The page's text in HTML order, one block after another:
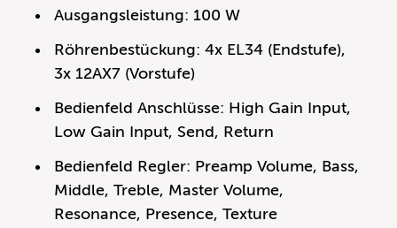
Ausgangsleistung: 100 W
Röhrenbestückung: 4x EL34 (Endstufe),
3x 12AX7 (Vorstufe)
Bedienfeld Anschlüsse: High Gain Input,
Low Gain Input, Send, Return
Bedienfeld Regler: Preamp Volume, Bass,
Middle, Treble, Master Volume,
Resonance, Presence, Texture